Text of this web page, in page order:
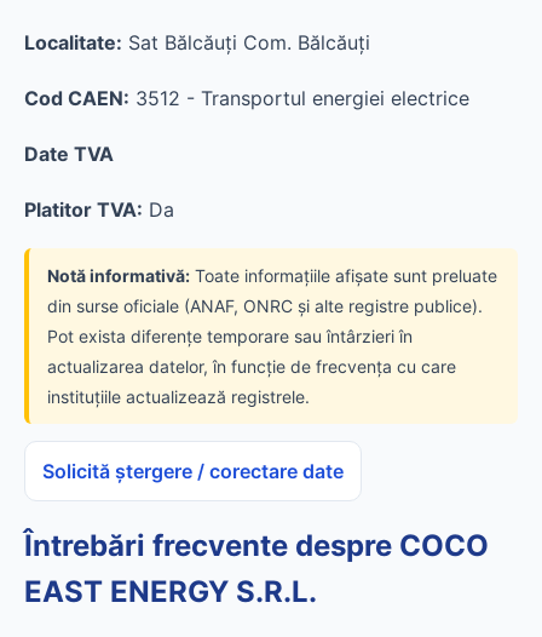
Localitate: Sat Bălcăuţi Com. Bălcăuţi
Cod CAEN: 3512 - Transportul energiei electrice
Date TVA
Platitor TVA: Da
Notă informativă: Toate informațiile afișate sunt preluate
din surse oficiale (ANAF, ONRC și alte registre publice).
Pot exista diferențe temporare sau întârzieri în
actualizarea datelor, în funcție de frecvența cu care
instituțiile actualizează registrele.
Solicită ștergere / corectare date
Întrebări frecvente despre COCO
EAST ENERGY S.R.L.